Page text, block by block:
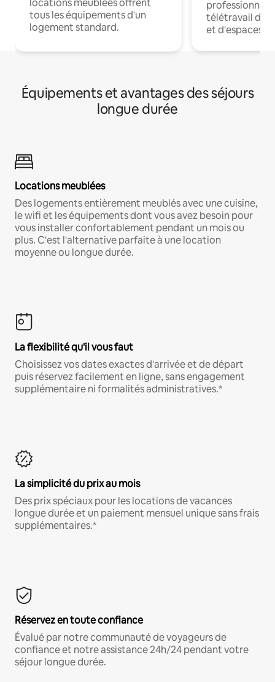
locations meublées offrent
tous les équipements d'un
logement standard.
professionnels
télétravail
et d'espaces
Équipements et avantages des séjours
longue durée
Locations meublées
Des logements entièrement meublés avec une cuisine,
le wifi et les équipements dont vous avez besoin pour
vous installer confortablement pendant un mois ou
plus. C'est l'alternative parfaite à une location
moyenne ou longue durée.
La flexibilité qu'il vous faut
Choisissez vos dates exactes d'arrivée et de départ
puis réservez facilement en ligne, sans engagement
supplémentaire ni formalités administratives.*
La simplicité du prix au mois
Des prix spéciaux pour les locations de vacances
longue durée et un paiement mensuel unique sans frais
supplémentaires.*
Réservez en toute confiance
Évalué par notre communauté de voyageurs de
confiance et notre assistance 24h/24 pendant votre
séjour longue durée.